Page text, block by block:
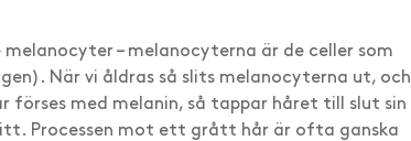
– melanocyterna är de celler som
När vi åldras så slits melanocyterna ut, och
med melanin, så tappar håret till slut sin
Processen mot ett grått hår är ofta ganska